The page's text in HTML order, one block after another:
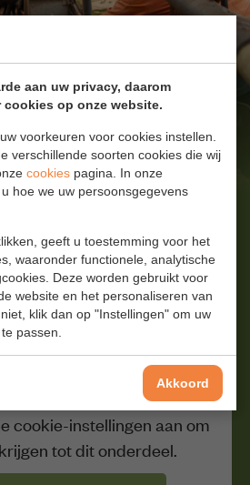
blijven van onze
verhalen?
nieuwsbrief en ontvang 5%
bestelling.
instellingen blokkeren dit
cookie-instellingen aan om
tot dit onderdeel.
aan uw privacy, daarom
op onze website.
voorkeuren voor cookies instellen.
verschillende soorten cookies die wij
cookies pagina. In onze
hoe we uw persoonsgegevens
geeft u toestemming voor het
waaronder functionele, analytische
Deze worden gebruikt voor
website en het personaliseren van
klik dan op "Instellingen" om uw
passen.
Akkoord